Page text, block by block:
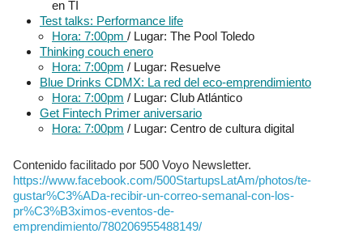
en TI
Test talks: Performance life
Hora: 7:00pm / Lugar: The Pool Toledo
Thinking couch enero
Hora: 7:00pm / Lugar: Resuelve
Blue Drinks CDMX: La red del eco-emprendimiento
Hora: 7:00pm / Lugar: Club Atlántico
Get Fintech Primer aniversario
Hora: 7:00pm / Lugar: Centro de cultura digital
Contenido facilitado por 500 Voyo Newsletter.
https://www.facebook.com/500StartupsLatAm/photos/te-
gustar%C3%ADa-recibir-un-correo-semanal-con-los-
pr%C3%B3ximos-eventos-de-
emprendimiento/780206955488149/